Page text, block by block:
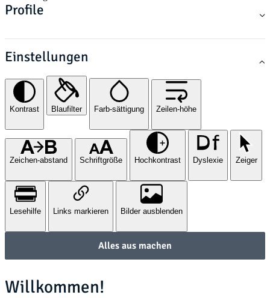
Profile
Einstellungen
Kontrast Blaufilter Farb-sättigung Zeilen-höhe
Zeichen-abstand Schriftgröße Hochkontrast Dyslexie Zeiger
Lesehilfe Links markieren Bilder ausblenden
Alles aus machen
Willkommen!